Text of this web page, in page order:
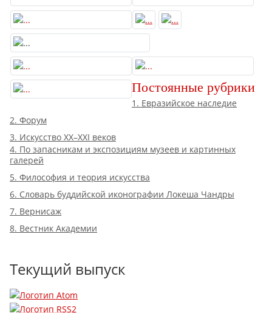
Постоянные рубрики
1. Евразийское наследие
2. Форум
3. Искусство XX–XXI веков
4. По запасникам и экспозициям музеев и картинных
галерей
5. Философия и теория искусства
6. Словарь буддийской иконографии Локеша Чандры
7. Вернисаж
8. Вестник Академии
Текущий выпуск